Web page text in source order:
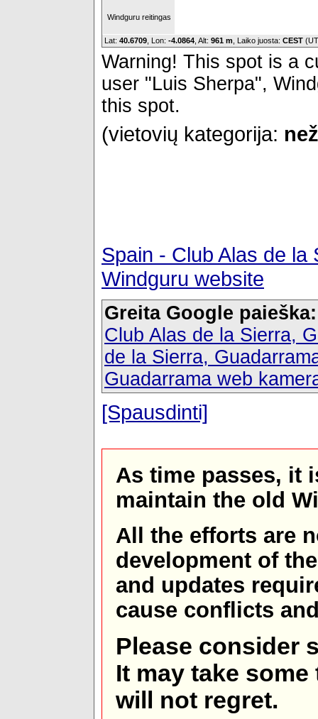
Windguru reitingas
Lat: 40.6709 , Lon: -4.0864 Alt: 961 m , Laiko juosta: CEST
Warning! This spot is a
user "Luis Sherpa",
this spot.
(vietovių kategorija:
Spain - Club Alas de
Windguru website
Greita Google paieška:
Club Alas de la Sierra,
de la Sierra,
Guadarrama web
[Spausdinti]
As time passes, it
maintain the old
All the efforts are
development of
and updates
cause conflicts
Please consider
It may take
will not regret.